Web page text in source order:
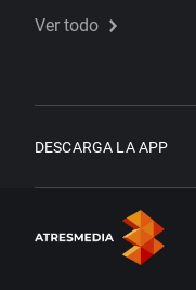
Ver todo
DESCARGA LA APP